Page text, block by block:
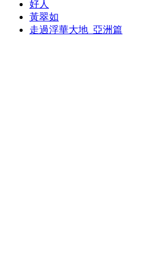
好人
黃翠如
走過浮華大地_亞洲篇